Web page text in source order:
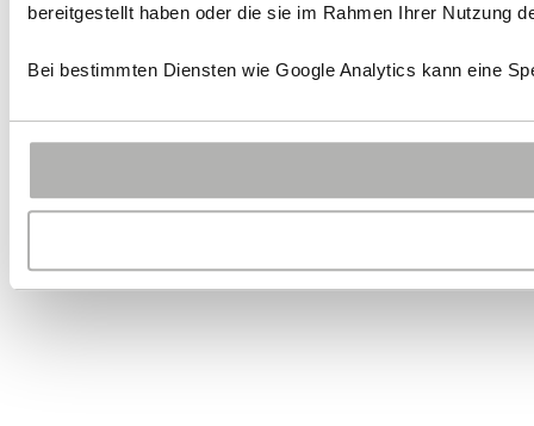
bereitgestellt haben oder die sie im Rahmen Ihrer Nutzung
Bei bestimmten Diensten wie Google Analytics kann eine